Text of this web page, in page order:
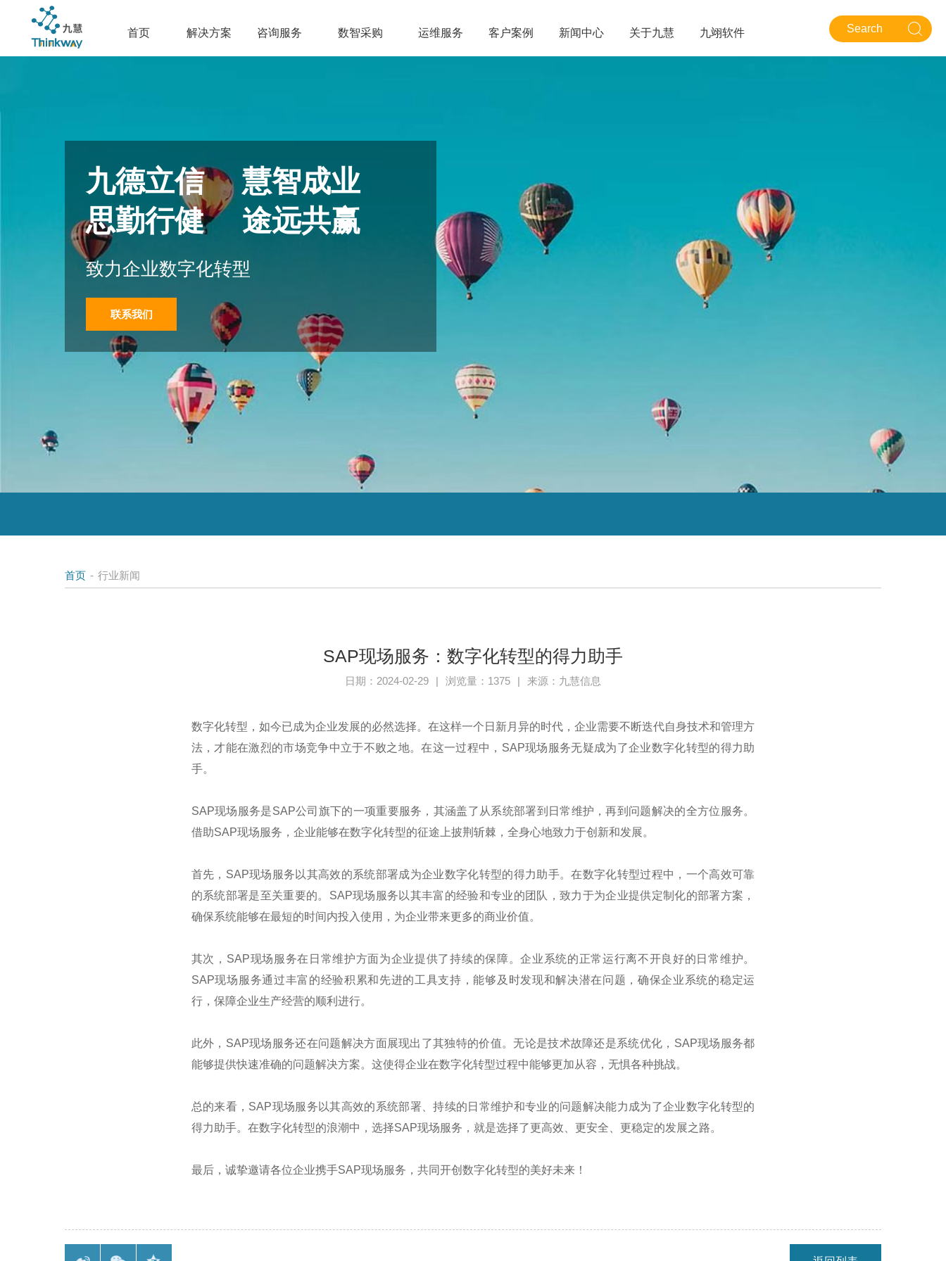
首页 解决方案 咨询服务 数智采购 运维服务 客户案例 新闻中心 关于九慧 九翊软件
九德立信 慧智成业
思勤行健 途远共赢
致力企业数字化转型
联系我们
首页 - 行业新闻
SAP现场服务：数字化转型的得力助手
日期：2024-02-29 | 浏览量：1375 | 来源：九慧信息
数字化转型，如今已成为企业发展的必然选择。在这样一个日新月异的时代，企业需要不断迭代自身技术和管理方
法，才能在激烈的市场竞争中立于不败之地。在这一过程中， SAP现场服务无疑成为了企业数字化转型的得力助
手。
SAP现场服务是SAP公司旗下的一项重要服务，其涵盖了从系统部署到日常维护，再到问题解决的全方位服务。
借助SAP现场服务，企业能够在数字化转型的征途上披荆斩棘，全身心地致力于创新和发展。
首先， SAP现场服务以其高效的系统部署成为企业数字化转型的得力助手。在数字化转型过程中，一个高效可靠
的系统部署是至关重要的。 SAP现场服务以其丰富的经验和专业的团队，致力于为企业提供定制化的部署方案，
确保系统能够在最短的时间内投入使用，为企业带来更多的商业价值。
其次， SAP现场服务在日常维护方面为企业提供了持续的保障。企业系统的正常运行离不开良好的日常维护。
SAP现场服务通过丰富的经验积累和先进的工具支持，能够及时发现和解决潜在问题，确保企业系统的稳定运
行，保障企业生产经营的顺利进行。
此外， SAP现场服务还在问题解决方面展现出了其独特的价值。无论是技术故障还是系统优化， SAP现场服务都
能够提供快速准确的问题解决方案。这使得企业在数字化转型过程中能够更加从容，无惧各种挑战。
总的来看， SAP现场服务以其高效的系统部署、持续的日常维护和专业的问题解决能力成为了企业数字化转型的
得力助手。在数字化转型的浪潮中，选择SAP现场服务，就是选择了更高效、更安全、更稳定的发展之路。
最后，诚挚邀请各位企业携手SAP现场服务，共同开创数字化转型的美好未来！